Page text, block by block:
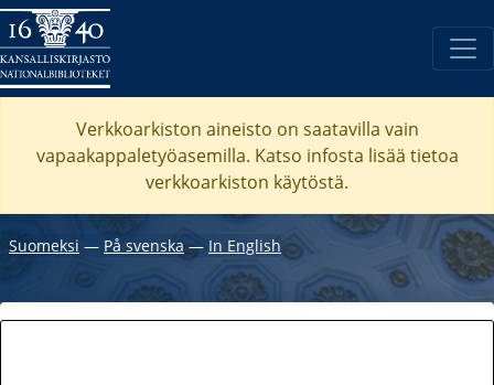
Verkkoarkiston aineisto on saatavilla vain
vapaakappaletyöasemilla. Katso infosta lisää tietoa
verkkoarkiston käytöstä.
Suomeksi ― På svenska― In English